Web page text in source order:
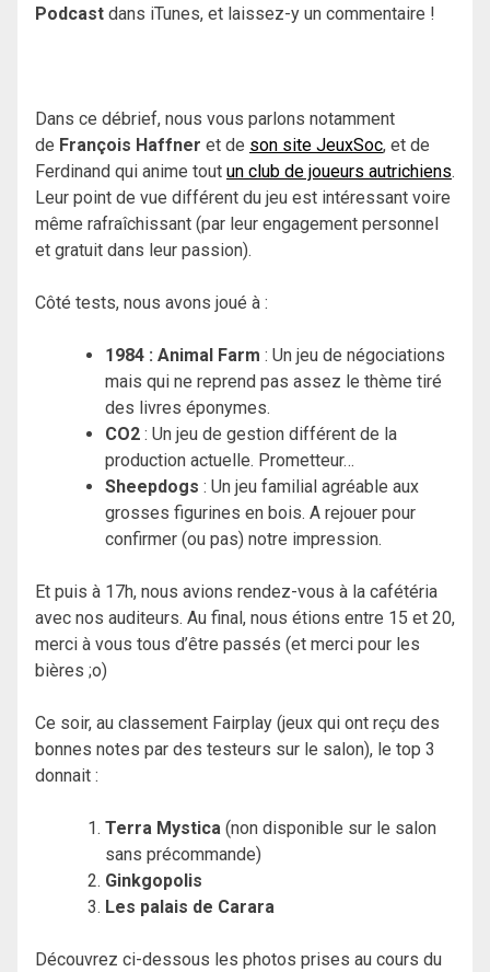
Podcast dans iTunes, et laissez-y un commentaire !
Dans ce débrief, nous vous parlons notamment
de François Haffner et de son site JeuxSoc, et de
Ferdinand qui anime tout un club de joueurs autrichiens.
Leur point de vue différent du jeu est intéressant voire
même rafraîchissant (par leur engagement personnel
et gratuit dans leur passion).
Côté tests, nous avons joué à :
1984 : Animal Farm : Un jeu de négociations
mais qui ne reprend pas assez le thème tiré
des livres éponymes.
CO2 : Un jeu de gestion différent de la
production actuelle. Prometteur…
Sheepdogs : Un jeu familial agréable aux
grosses figurines en bois. A rejouer pour
confirmer (ou pas) notre impression.
Et puis à 17h, nous avions rendez-vous à la cafétéria
avec nos auditeurs. Au final, nous étions entre 15 et 20,
merci à vous tous d’être passés (et merci pour les
bières ;o)
Ce soir, au classement Fairplay (jeux qui ont reçu des
bonnes notes par des testeurs sur le salon), le top 3
donnait :
Terra Mystica (non disponible sur le salon
sans précommande)
Ginkgopolis
Les palais de Carara
Découvrez ci-dessous les photos prises au cours du